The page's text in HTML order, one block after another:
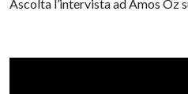
Ascolta l’intervista ad Amos Oz